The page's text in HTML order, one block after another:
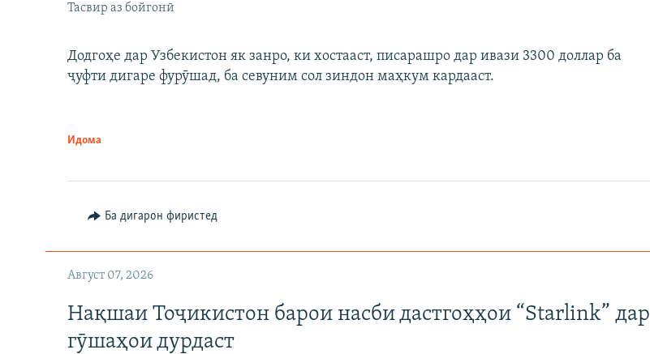
Тасвир аз бойгонӣ
Додгоҳе дар Узбекистон як занро, ки хостааст, писарашро дар ивази 3300 доллар ба
ҷуфти дигаре фурӯшад, ба севуним сол зиндон маҳкум кардааст.
Идома
Ба дигарон фиристед
Август 07, 2026
Нақшаи Тоҷикистон барои насби дастгоҳҳои “Starlink” дар
гӯшаҳои дурдаст